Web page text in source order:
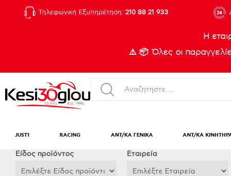
Τηλεφωνική Εξυπηρέτηση: 210 88 21 933
Η
⚠️ 📦 Όλες οι
JUST1 RACING ΑΝΤ/ΚΑ ΓΕΝΙΚΑ ΑΝΤ/ΚΑ
Eίδος προϊόντος Εταιρεία